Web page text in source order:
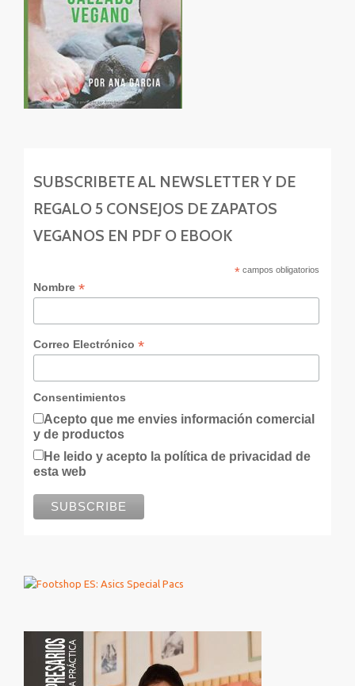
SUBSCRIBETE AL NEWSLETTER Y DE
REGALO 5 CONSEJOS DE ZAPATOS
VEGANOS EN PDF O EBOOK
*campos obligatorios
Nombre *
Correo Electrónico *
Consentimientos
Acepto que me envies información comercial
y de productos
He leido y acepto la política de privacidad de
esta web